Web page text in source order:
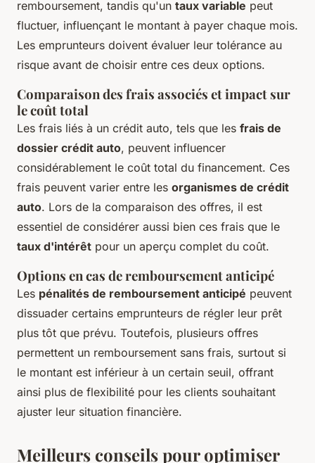
remboursement, tandis qu'un taux variable peut
fluctuer, influençant le montant à payer chaque mois.
Les emprunteurs doivent évaluer leur tolérance au
risque avant de choisir entre ces deux options.
Comparaison des frais associés et impact sur
le coût total
Les frais liés à un crédit auto, tels que les frais de
dossier crédit auto, peuvent influencer
considérablement le coût total du financement. Ces
frais peuvent varier entre les organismes de crédit
auto. Lors de la comparaison des offres, il est
essentiel de considérer aussi bien ces frais que le
taux d'intérêt pour un aperçu complet du coût.
Options en cas de remboursement anticipé
Les pénalités de remboursement anticipé peuvent
dissuader certains emprunteurs de régler leur prêt
plus tôt que prévu. Toutefois, plusieurs offres
permettent un remboursement sans frais, surtout si
le montant est inférieur à un certain seuil, offrant
ainsi plus de flexibilité pour les clients souhaitant
ajuster leur situation financière.
Meilleurs conseils pour optimiser